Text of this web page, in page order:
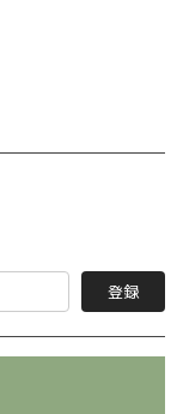
登録